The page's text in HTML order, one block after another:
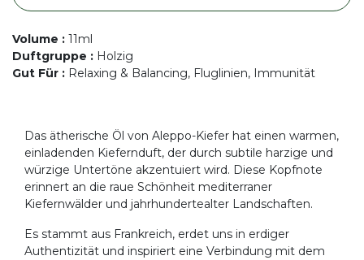
Volume : 11ml
Duftgruppe : Holzig
Gut Für : Relaxing & Balancing, Fluglinien, Immunität
Das ätherische Öl von Aleppo-Kiefer hat einen warmen,
einladenden Kiefernduft, der durch subtile harzige und
würzige Untertöne akzentuiert wird. Diese Kopfnote
erinnert an die raue Schönheit mediterraner
Kiefernwälder und jahrhundertealter Landschaften.
Es stammt aus Frankreich, erdet uns in erdiger
Authentizität und inspiriert eine Verbindung mit dem